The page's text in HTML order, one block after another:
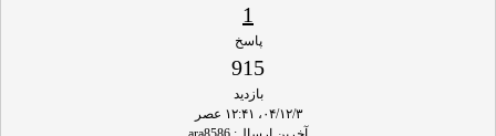
1
پاسخ
915
بازدید
۰۴/۱۲/۳، ۱۲:۴۱ عصر